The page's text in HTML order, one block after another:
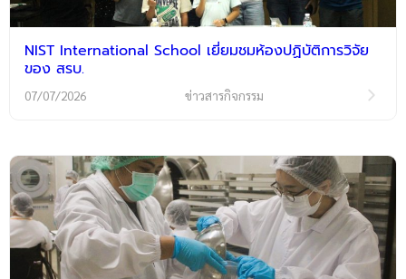
NIST International School เยี่ยมชมห้องปฏิบัติการวิจัย
ของ สรบ.
07/07/2026 ข่าวสารกิจกรรม